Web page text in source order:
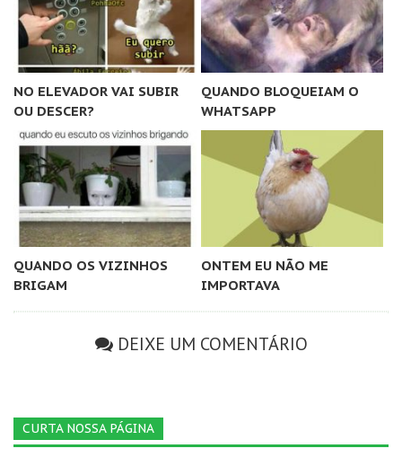
NO ELEVADOR VAI SUBIR
OU DESCER?
QUANDO BLOQUEIAM O
WHATSAPP
QUANDO OS VIZINHOS
BRIGAM
ONTEM EU NÃO ME
IMPORTAVA
DEIXE UM COMENTÁRIO
CURTA NOSSA PÁGINA